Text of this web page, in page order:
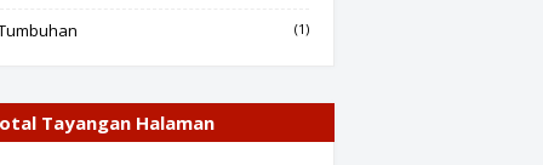
(1)
Tayangan Halaman